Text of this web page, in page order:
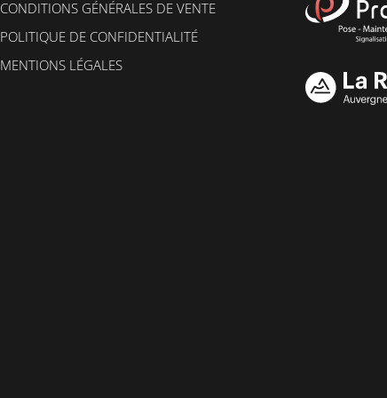
CONDITIONS GÉNÉRALES DE VENTE
POLITIQUE DE CONFIDENTIALITÉ
MENTIONS LÉGALES